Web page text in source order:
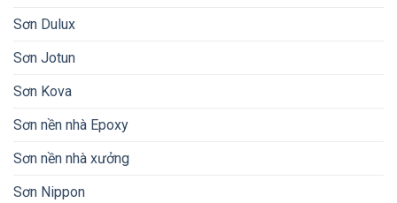
Sơn Dulux
Sơn Jotun
Sơn Kova
Sơn nền nhà Epoxy
Sơn nền nhà xưởng
Sơn Nippon